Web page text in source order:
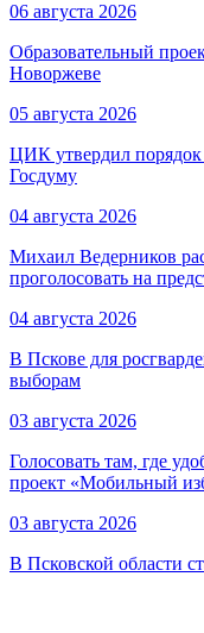
06 августа 2026
Образовательный
Новоржеве
05 августа 2026
ЦИК утвердил порядок
Госдуму
04 августа 2026
Михаил Ведерников
проголосовать на
04 августа 2026
В Пскове для
выборам
03 августа 2026
Голосовать там, где
проект «Мобильный
03 августа 2026
В Псковской области